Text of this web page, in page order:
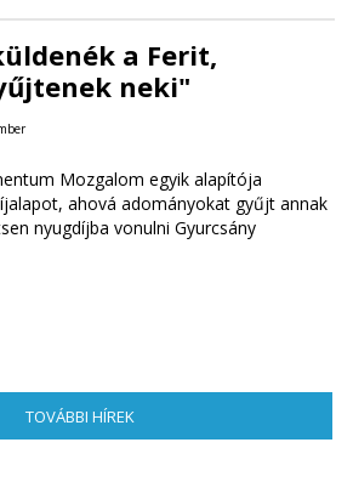
a Ferit,
neki"
Mozgalom egyik alapítója
ahová adományokat gyűjt annak
nyugdíjba vonulni Gyurcsány
TOVÁBBI HÍREK